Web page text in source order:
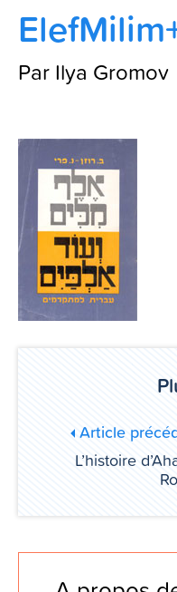
Par Ilya Gromov
Article
L’histoire